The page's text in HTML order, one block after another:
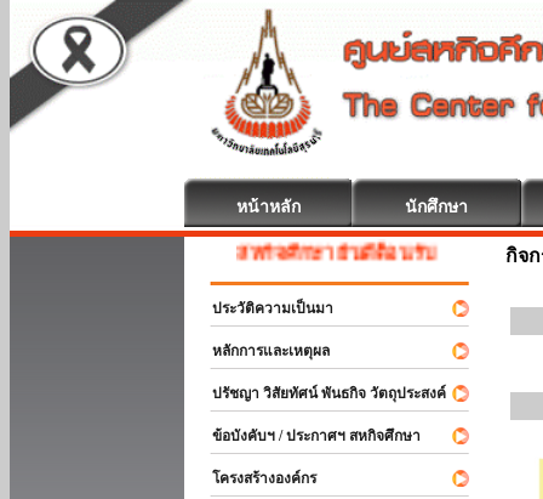
หน้าหลัก นักศึกษา
สหกิจศึกษา ยินดีต้อนรับ
ประวัติความเป็นมา
หลักการและเหตุผล
ปรัชญา วิสัยทัศน์ พันธกิจ วัตถุประสงค์
ข้อบังคับฯ / ประกาศฯ สหกิจศึกษา
โครงสร้างองค์กร
กิจ